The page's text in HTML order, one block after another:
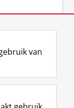
I
n
Y
o
van